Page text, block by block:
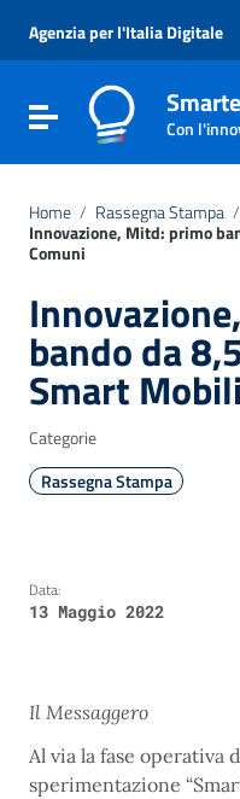
Vai al menu di
Vai al footer
Agenzia per l'Italia Digitale
Attiva / disattiva la
Con
Home / Rassegna Stampa /
Innovazione, Mitd: primo
Comuni
bando da
Smart
Categorie
Rassegna Stampa
Data:
13 Maggio 2022
Il Messaggero
Al via la fase operativa
sperimentazione